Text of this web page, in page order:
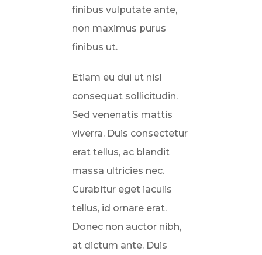
finibus vulputate ante,
non maximus purus
finibus ut.
Etiam eu dui ut nisl
consequat sollicitudin.
Sed venenatis mattis
viverra. Duis consectetur
erat tellus, ac blandit
massa ultricies nec.
Curabitur eget iaculis
tellus, id ornare erat.
Donec non auctor nibh,
at dictum ante. Duis